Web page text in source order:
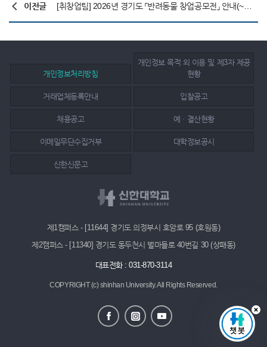
이전글 [취창업팀] 2026년 경기도 「반려동물 창업공모전」 안내(~8/24)
개인정보처리방침
개인정보 목적 외 이용 및 제3자 제공
현황
거래업체등록안내 입찰공고
채용공고 예ㆍ결산현황
이메일무단수집거부 대학정보공시
신한신문고
제1캠퍼스 - [11644] 경기도 의정부시 호암로 95 (호원동)
제2캠퍼스 - [11340] 경기도 동두천시 벌마들로 40번길 30 (상패동)
대표전화 : 031-870-3114
COPYRIGHT (c) shinhan University.All Rights Reserved.